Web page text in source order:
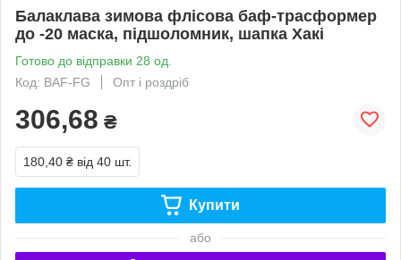
Балаклава зимова флісова баф-трасформер
до -20 маска, підшоломник, шапка Хакі
Готово до відправки 28 од.
Код: BAF-FG
Опт і роздріб
306,68 ₴
180,40 ₴ від 40 шт.
Купити
або